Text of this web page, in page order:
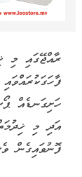
ރާއްޖޭގައި މި
ހަށިގަނޑެއް
އަދި މި
ފޮނުވައިގެން ވެސް 55،000 ރުފިޔާ އަރާ ކަމަށް